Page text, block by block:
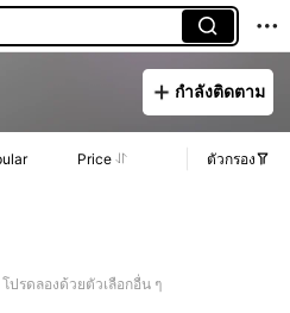
กำลังติดตาม
Price ตัวกรอง
ปรดลองด้วยตัวเลือกอื่น ๆ